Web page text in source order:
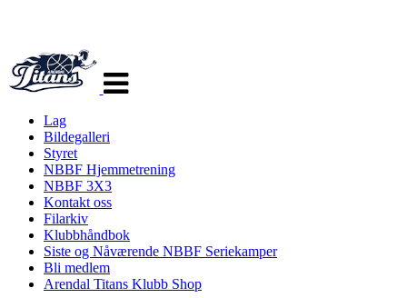
navigasjon
Lag
Bildegalleri
Styret
NBBF Hjemmetrening
NBBF 3X3
Kontakt oss
Filarkiv
Klubbhåndbok
Siste og Nåværende NBBF Seriekamper
Bli medlem
Arendal Titans Klubb Shop